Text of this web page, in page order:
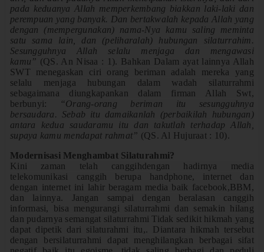
pada keduanya Allah memperkembang biakkan laki-laki dan
perempuan yang banyak. Dan bertakwalah kepada Allah yang
dengan (mempergunakan) nama-Nya kamu saling meminta
satu sama lain, dan (peliharalah) hubungan silaturrahim.
Sesungguhnya Allah selalu menjaga dan mengawasi
kamu” (QS. An Nisaa : 1). Bahkan Dalam ayat lainnya Allah
SWT menegaskan ciri orang beriman adalah mereka yang
selalu menjaga hubungan dalam wadah silaturrahmi
sebagaimana diungkapankan dalam firman Allah Swt,
berbunyi: “Orang-orang beriman itu sesungguhnya
bersaudara. Sebab itu damaikanlah (perbaikilah hubungan)
antara kedua saudaramu itu dan takutlah terhadap Allah,
supaya kamu mendapat rahmat” (QS. Al Hujuraat : 10).
Modernisasi Menghambat Silaturahmi?
Kini zaman telah canggihdengan hadirnya media
telekomunikasi canggih berupa handphone, internet dan
dengan internet ini lahir beragam media baik facebook,BBM,
dan lainnya. Jangan sampai dengan beralasan canggih
informasi, bisa mengurangi silaturrahmi dan semakin hilang
dan pudarnya semangat silaturrahmi Tidak sedikit hikmah yang
dapat dipetik dari silaturahmi itu,. Diantara hikmah tersebut
dengan bersilaturrahmi dapat menghilangkan berbagai sifat